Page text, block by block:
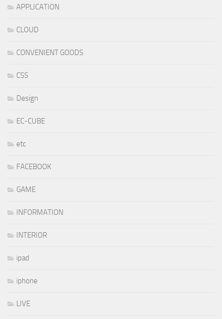
APPLICATION
CLOUD
CONVENIENT GOODS
CSS
Design
EC-CUBE
etc
FACEBOOK
GAME
INFORMATION
INTERIOR
ipad
iphone
LIVE